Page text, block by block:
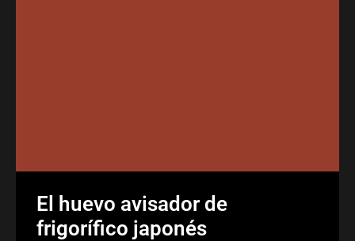
El huevo avisador de
frigorífico japonés